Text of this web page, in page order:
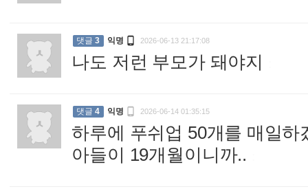
댓글 3 익명  2026-06-13 21:17:08
나도 저런 부모가 돼야지
댓글 4 익명  2026-06-14 01:35:15
하루에 푸쉬업 50개를 매일하
아들이 19개월이니까..